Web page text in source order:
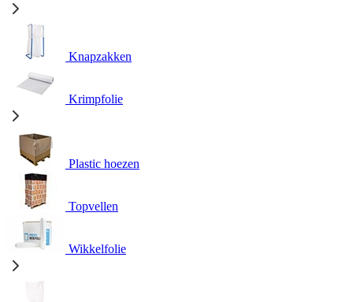
Knapzakken
Krimpfolie
Plastic hoezen
Topvellen
Wikkelfolie